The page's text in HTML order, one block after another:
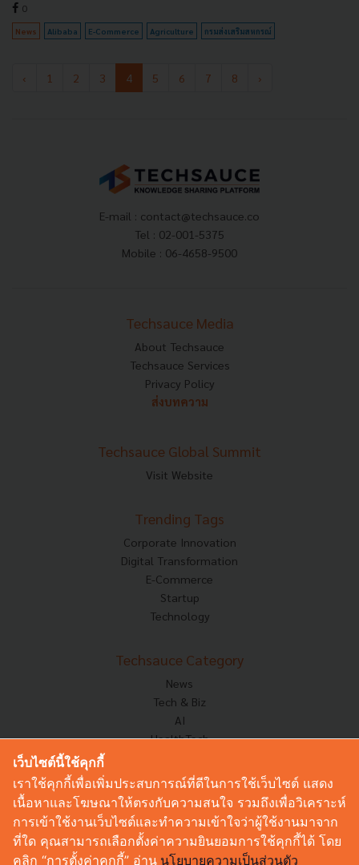
0
News Alibaba E-Commerce Agriculture กรมส่งเสริมสหกรณ์
‹ 1 2 3 4 5 6 7 8 ›
E-mail : contact@techsauce.co
Tel : 02-001-5375
Mobile : 06-4658-9500
Techsauce Media
About Techsauce
Techsauce Services
Privacy Policy
ส่งบทความ
Techsauce Global Summit
Visit Website
Trending Tags
Corporate Innovation
Digital Transformation
E-Commerce
Startup
Technology
Techsauce Category
News
Tech & Biz
AI
HealthTech
Corp Innov
Saucy Thoughts
Sustainable
Videos
เว็บไซต์นี้ใช้คุกกี้
เราใช้คุกกี้เพื่อเพิ่มประสบการณ์ที่ดีในการใช้เว็บไซต์ แสดง
เนื้อหาและโฆษณาให้ตรงกับความสนใจ รวมถึงเพื่อวิเคราะห์
การเข้าใช้งานเว็บไซต์และทำความเข้าใจว่าผู้ใช้งานมาจาก
ที่ใด คุณสามารถเลือกตั้งค่าความยินยอมการใช้คุกกี้ได้ โดย
คลิก “การตั้งค่าคุกกี้” อ่าน นโยบายความเป็นส่วนตัว